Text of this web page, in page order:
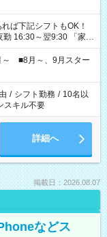
～翌9:30 「家族
飯の準備がしたい」
希望を教えてください
で週40時間を超える場
～ ■8月～、9月スター
/ シフト勤務 / 10名以
スキル不要
詳細へ
掲載日：2026.08.07
などス